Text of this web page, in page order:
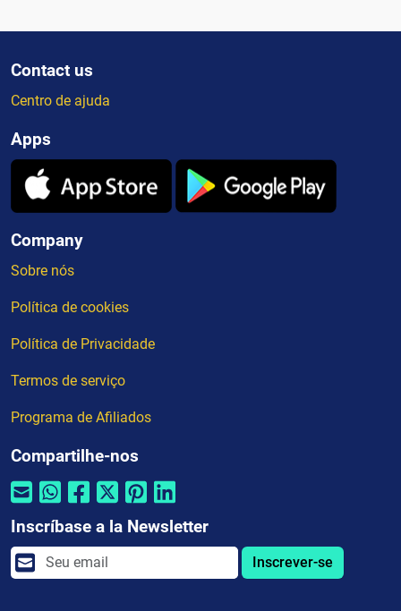
Contact us
Centro de ajuda
Apps
Company
Sobre nós
Política de cookies
Política de Privacidade
Termos de serviço
Programa de Afiliados
Compartilhe-nos
Inscríbase a la Newsletter
Inscrever-se